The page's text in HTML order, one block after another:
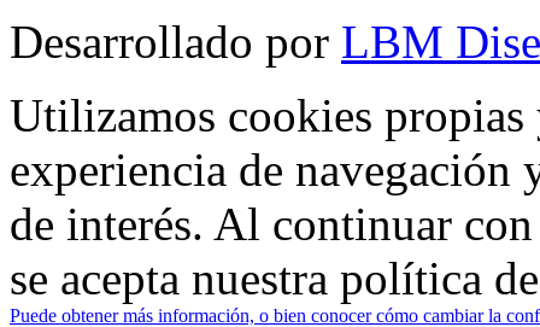
Desarrollado por LBM
Utilizamos cookies propias
experiencia de
de interés. Al continuar
se acepta nuestra política
Puede obtener más información, o bien conocer cómo cambiar la